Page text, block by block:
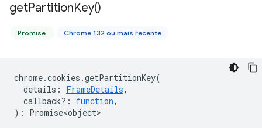
getPartitionKey()
Promise Chrome 132 ou mais recente
chrome.cookies .getPartitionKey(
details : FrameDetails,
callback? : function,
) : Promise<object>